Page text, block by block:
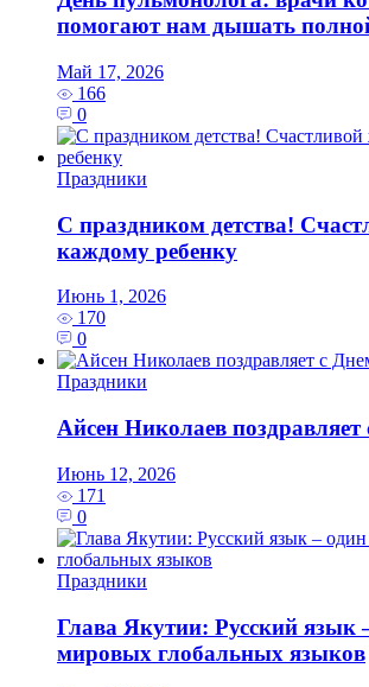
помогают нам дышать
Май 17, 2026
166
0
Праздники
С праздником детства!
каждому ребенку
Июнь 1, 2026
170
0
Праздники
Айсен Николаев поздравляет
Июнь 12, 2026
171
0
Праздники
Глава Якутии: Русский язык
мировых глобальных языков